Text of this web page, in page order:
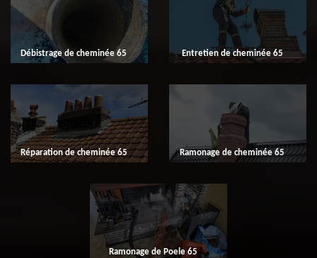
Débistrage de cheminée 65 Entretien de cheminée 65
Réparation de cheminée 65 Ramonage de cheminée 65
Ramonage de Poele 65